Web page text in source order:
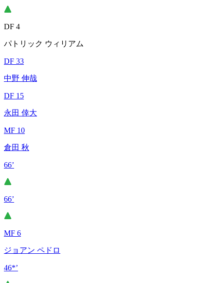
DF 4
パトリック ウィリアム
DF 33
中野 伸哉
DF 15
永田 倖大
MF 10
倉田 秋
66’
66’
MF 6
ジョアン ペドロ
46*’